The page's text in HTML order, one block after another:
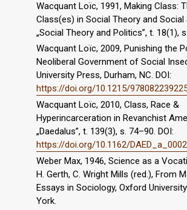
Wacquant Loïc, 1991, Making Class:
Class(es) in Social Theory and Social
„Social Theory and Politics”, t. 18(1),
Wacquant Loïc, 2009, Punishing the
Neoliberal Government of Social
University Press, Durham, NC. DOI:
https://doi.org/10.1215/
Wacquant Loïc, 2010, Class, Race &
Hyperincarceration in Revanchist
„Daedalus”, t. 139(3), s. 74–90. DOI:
https://doi.org/10.1162/
Weber Max, 1946, Science as a
H. Gerth, C. Wright Mills (red.), From
Essays in Sociology, Oxford
York.